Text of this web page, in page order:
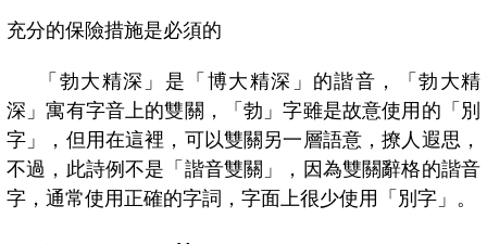
充分的保險措施是必須的
「勃大精深」是「博大精深」的諧音，「勃大精
深」寓有字音上的雙關，「勃」字雖是故意使用的「別
字」，但用在這裡，可以雙關另一層語意，撩人遐思，
不過，此詩例不是「諧音雙關」，因為雙關辭格的諧音
字，通常使用正確的字詞，字面上很少使用「別字」。